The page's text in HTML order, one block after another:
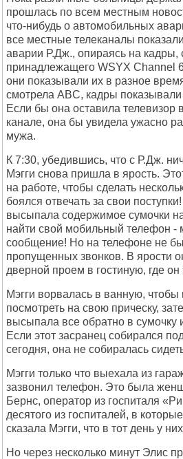
прошлась по всем местным
что-нибудь о автомобильных
все местные телеканалы
аварии Р.Дж., опираясь на кадры,
принадлежащего WSYX Channel
они показывали их в разное
смотрела ABC, кадры
Если бы она оставила
канале, она бы увидела ужасно
мужа.
К 7:30, убедившись, что с Р.Дж.
Мэгги снова пришла в ярость.
на работе, чтобы сделать
боялся отвечать за свои
высыпала содержимое сумочки
найти свой мобильный телефон -
сообщение! Но на телефоне не
пропущенных звонков. В ярости
дверной проем в гостиную, где он
Мэгги ворвалась в ванную, чтобы
посмотреть на свою прическу,
высыпала все обратно в сумочку
Если этот засранец собирался
сегодня, она не собиралась
Мэгги только что выехала из
зазвонил телефон. Это была
Бернс, оператор из госпиталя
десятого из госпиталей, в
сказала Мэгги, что в тот день у
Но через несколько минут Элис